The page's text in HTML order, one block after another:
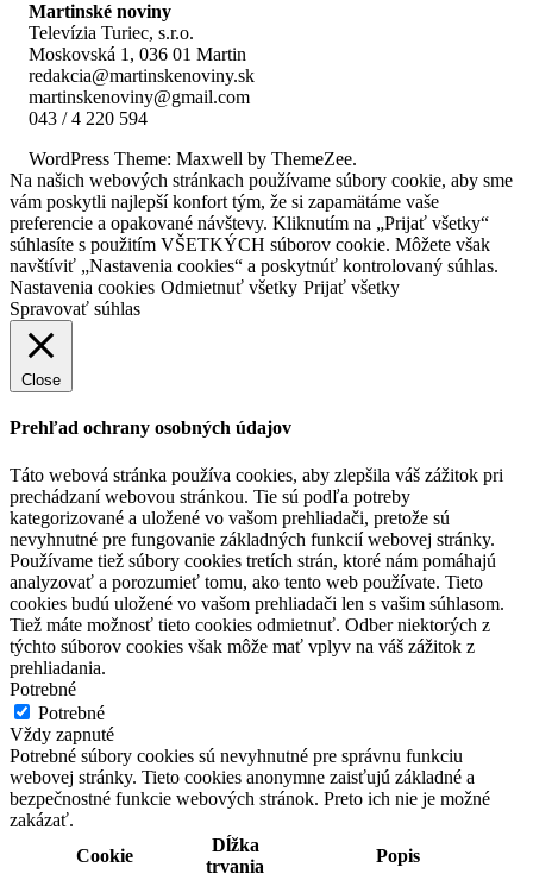
Martinské noviny
Televízia Turiec, s.r.o.
Moskovská 1, 036 01 Martin
redakcia@martinskenoviny.sk
martinskenoviny@gmail.com
043 / 4 220 594
WordPress Theme: Maxwell by ThemeZee.
Na našich webových stránkach používame súbory cookie, aby sme
vám poskytli najlepší konfort tým, že si zapamätáme vaše
preferencie a opakované návštevy. Kliknutím na „Prijať všetky“
súhlasíte s použitím VŠETKÝCH súborov cookie. Môžete však
navštíviť „Nastavenia cookies“ a poskytnúť kontrolovaný súhlas.
Nastavenia cookies Odmietnuť všetky Prijať všetky
Spravovať súhlas
Close
Prehľad ochrany osobných údajov
Táto webová stránka používa cookies, aby zlepšila váš zážitok pri
prechádzaní webovou stránkou. Tie sú podľa potreby
kategorizované a uložené vo vašom prehliadači, pretože sú
nevyhnutné pre fungovanie základných funkcií webovej stránky.
Používame tiež súbory cookies tretích strán, ktoré nám pomáhajú
analyzovať a porozumieť tomu, ako tento web používate. Tieto
cookies budú uložené vo vašom prehliadači len s vašim súhlasom.
Tiež máte možnosť tieto cookies odmietnuť. Odber niektorých z
týchto súborov cookies však môže mať vplyv na váš zážitok z
prehliadania.
Potrebné
Potrebné
Vždy zapnuté
Potrebné súbory cookies sú nevyhnutné pre správnu funkciu
webovej stránky. Tieto cookies anonymne zaisťujú základné a
bezpečnostné funkcie webových stránok. Preto ich nie je možné
zakázať.
Cookie
Dĺžka
trvania
Popis